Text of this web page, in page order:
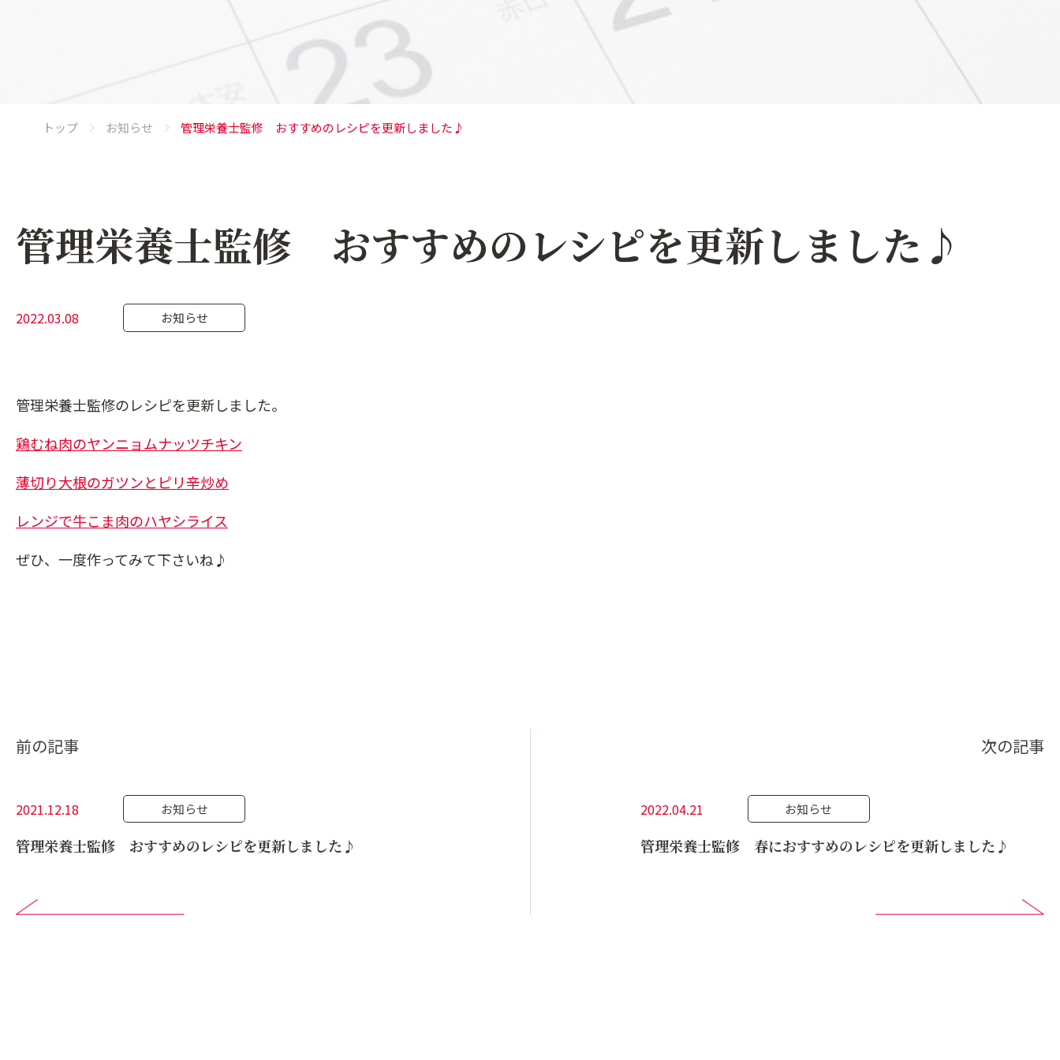
トップ お知らせ 管理栄養士監修 おすすめのレシピを更新しました♪
管理栄養士監修 おすすめのレシピを更新しました♪
2022.03.08 お知らせ
管理栄養士監修のレシピを更新しました。
鶏むね肉のヤンニョムナッツチキン
薄切り大根のガツンとピリ辛炒め
レンジで牛こま肉のハヤシライス
ぜひ、一度作ってみて下さいね♪
前の記事
2021.12.18 お知らせ
管理栄養士監修 おすすめのレシピを更新しました♪
次の記事
2022.04.21 お知らせ
管理栄養士監修 春におすすめのレシピを更新しました♪